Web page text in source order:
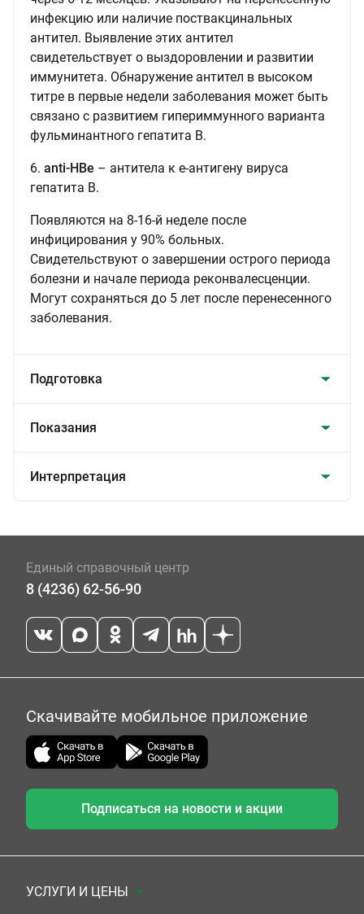
инфекцию или наличие поствакцинальных
антител. Выявление этих антител
свидетельствует о выздоровлении и развитии
иммунитета. Обнаружение антител в высоком
титре в первые недели заболевания может быть
связано с развитием гипериммунного варианта
фульминантного гепатита В.
6. anti-HBe – антитела к е-антигену вируса
гепатита В.
Появляются на 8-16-й неделе после
инфицирования у 90% больных.
Свидетельствуют о завершении острого периода
болезни и начале периода реконвалесценции.
Могут сохраняться до 5 лет после перенесенного
заболевания.
Подготовка
Показания
Интерпретация
Единый справочный центр
8 (4236) 62-56-90
Скачивайте мобильное приложение
Подписаться на новости и акции
УСЛУГИ И ЦЕНЫ